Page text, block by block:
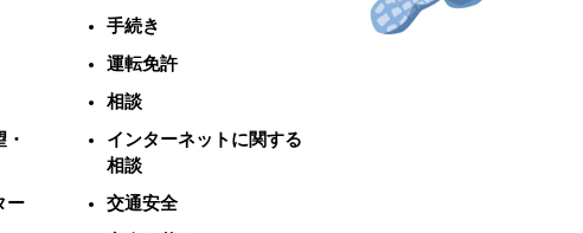
ー
手続き
運転免許
相談
インターネットに関する
相談
交通安全